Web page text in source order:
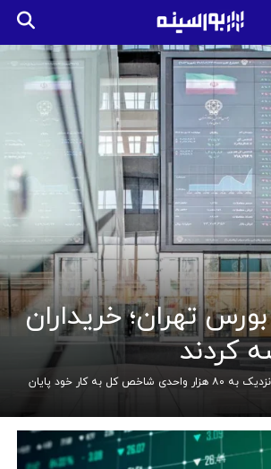
تهران؛ خریداران
کردند
بورس تهران امروز با رشد نزدیک به ۸۰ هزار واحدی شاخص کل به کار خود پایان